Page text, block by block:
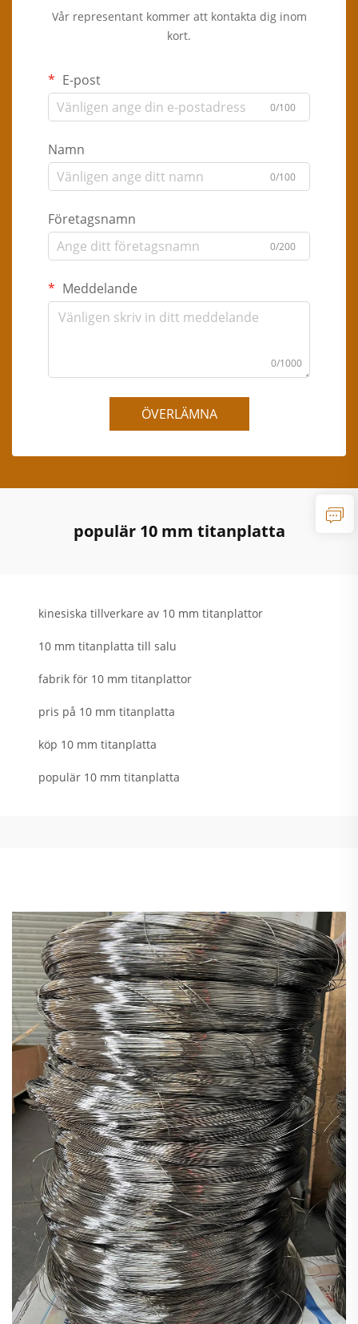
Vår representant kommer att kontakta dig inom
kort.
E-post
0/100
Namn
0/100
Företagsnamn
0/200
Meddelande
0/1000
ÖVERLÄMNA
populär 10 mm titanplatta
kinesiska tillverkare av 10 mm titanplattor
10 mm titanplatta till salu
fabrik för 10 mm titanplattor
pris på 10 mm titanplatta
köp 10 mm titanplatta
populär 10 mm titanplatta